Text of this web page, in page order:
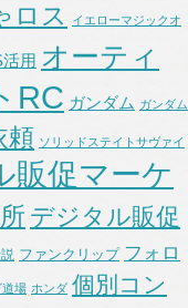
ロス イエローマジックオ
用 オーティ
RC ガンダム ガンダム
頼 ソリッドステイトサヴァイ
販促マーケ
デジタル販促
ファンクリップ フォロ
道場 ホンダ 個別コン